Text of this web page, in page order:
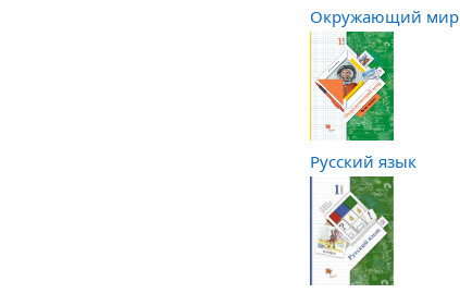
Окружающий мир
Русский язык